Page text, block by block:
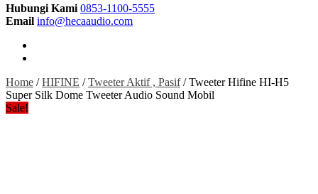
Hubungi Kami 0853-1100-5555
Email info@hecaaudio.com
Home /HIFINE /Tweeter Aktif , Pasif/ Tweeter Hifine HI-H5
Super Silk Dome Tweeter Audio Sound Mobil
Sale!